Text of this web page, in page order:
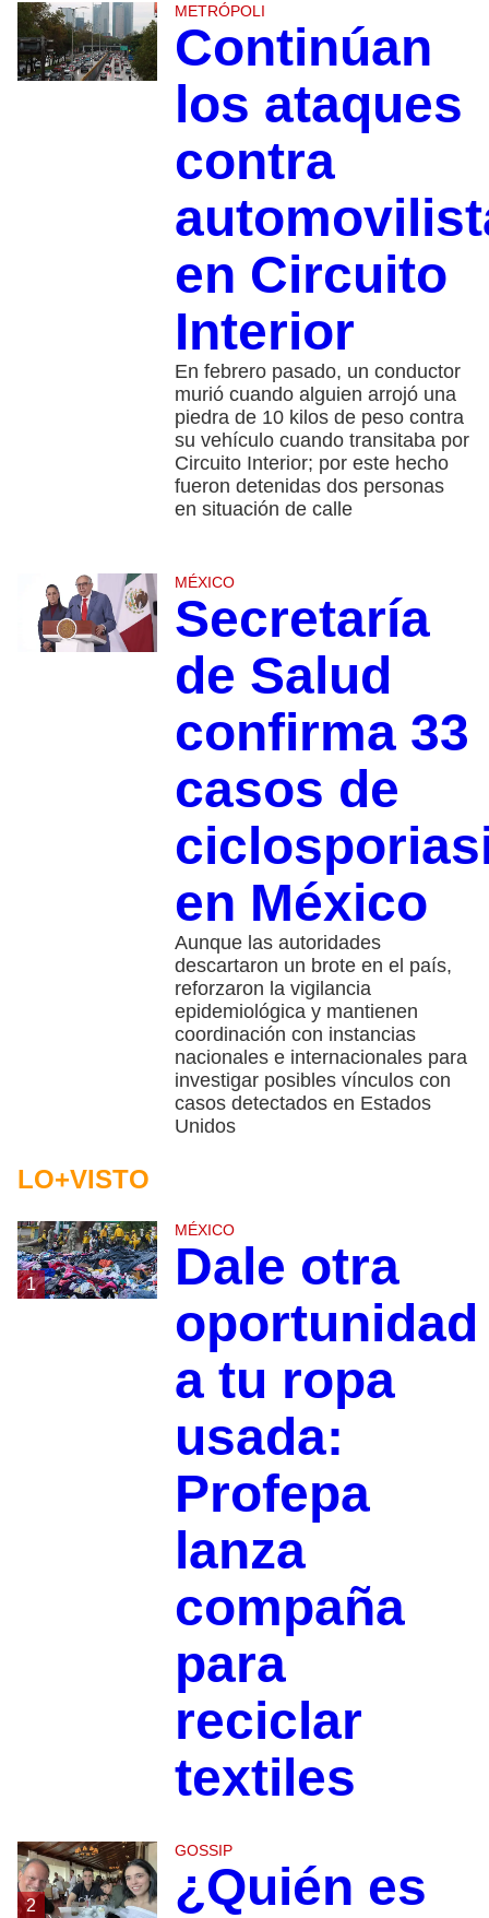
METRÓPOLI
Continúan
los ataques
contra
en Circuito
Interior
En febrero pasado, un conductor
murió cuando alguien arrojó una
piedra de 10 kilos de peso contra
su vehículo cuando transitaba por
Circuito Interior; por este hecho
fueron detenidas dos personas
en situación de calle
MÉXICO
Secretaría
de Salud
confirma 33
casos de
en México
Aunque las autoridades
descartaron un brote en el país,
reforzaron la vigilancia
epidemiológica y mantienen
coordinación con instancias
nacionales e internacionales para
investigar posibles vínculos con
casos detectados en Estados
Unidos
LO+VISTO
1
MÉXICO
Dale otra
oportunidad
a tu ropa
usada:
Profepa
lanza
compaña
para
reciclar
textiles
2
GOSSIP
¿Quién es